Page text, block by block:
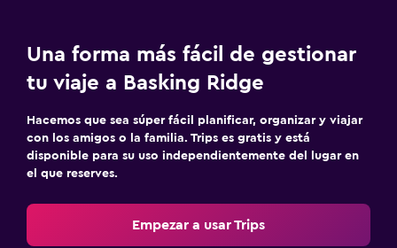
Una forma más fácil de gestionar
tu viaje a Basking Ridge
Hacemos que sea súper fácil planificar, organizar y viajar
con los amigos o la familia. Trips es gratis y está
disponible para su uso independientemente del lugar en
el que reserves.
Empezar a usar Trips